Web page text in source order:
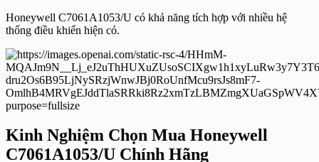
Honeywell C7061A1053/U có khả năng tích hợp với nhiều hệ
thống điều khiển hiện có.
Kinh Nghiệm Chọn Mua Honeywell
C7061A1053/U Chính Hãng